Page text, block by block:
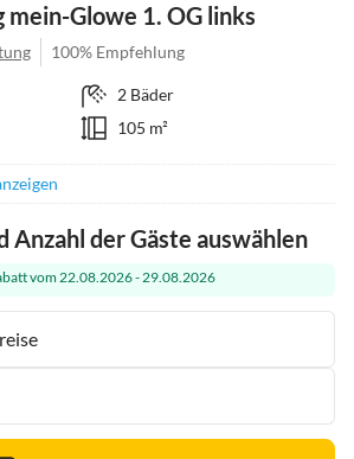
mein-Glowe 1. OG links
100% Empfehlung
2 Bäder
105 m²
Anzahl der Gäste auswählen
vom 22.08.2026 - 29.08.2026